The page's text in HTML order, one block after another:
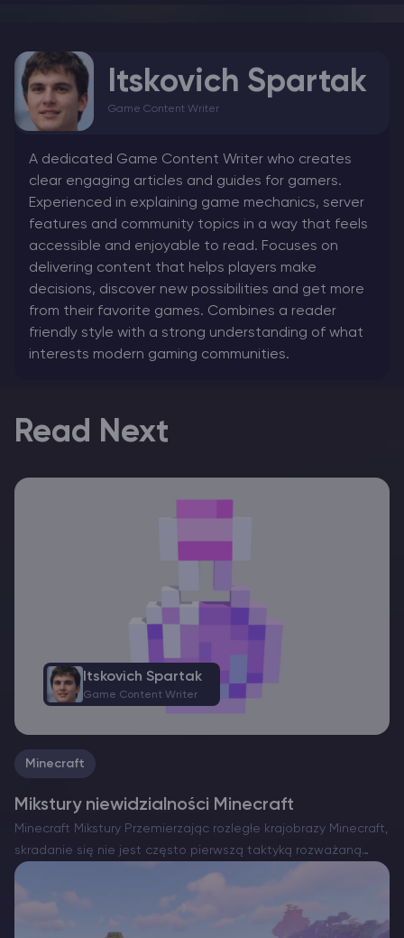
Itskovich Spartak
Game Content Writer
A dedicated Game Content Writer who creates
clear engaging articles and guides for gamers.
Experienced in explaining game mechanics, server
features and community topics in a way that feels
accessible and enjoyable to read. Focuses on
delivering content that helps players make
decisions, discover new possibilities and get more
from their favorite games. Combines a reader
friendly style with a strong understanding of what
interests modern gaming communities.
Read Next
Minecraft
Mikstury niewidzialności Minecraft
Minecraft Mikstury Przemierzając rozległe krajobrazy Minecraft,
skradanie się nie jest często pierwszą taktyką rozważaną
przez graczy. Oprócz enigmatycznych Starożytnych Miast i
bliskości, aby wykryć twoją obecność. Jednak w tym…
Itskovich Spartak
Game Content Writer